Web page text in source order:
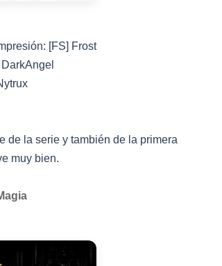
[FS] Frost
de la serie y también de la primera
muy bien.